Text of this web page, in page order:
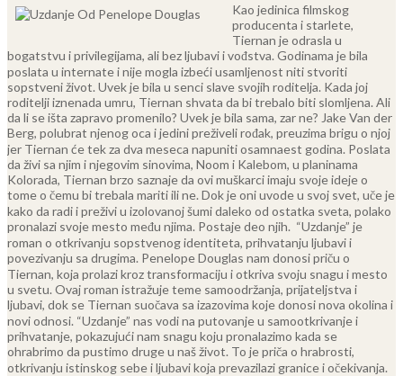
Kao jedinica filmskog
producenta i starlete,
Tiernan je odrasla u
bogatstvu i privilegijama, ali bez ljubavi i vođstva. Godinama je bila
poslata u internate i nije mogla izbeći usamljenost niti stvoriti
sopstveni život. Uvek je bila u senci slave svojih roditelja. Kada joj
roditelji iznenada umru, Tiernan shvata da bi trebalo biti slomljena. Ali
da li se išta zapravo promenilo? Uvek je bila sama, zar ne? Jake Van der
Berg, polubrat njenog oca i jedini preživeli rođak, preuzima brigu o njoj
jer Tiernan će tek za dva meseca napuniti osamnaest godina. Poslata
da živi sa njim i njegovim sinovima, Noom i Kalebom, u planinama
Kolorada, Tiernan brzo saznaje da ovi muškarci imaju svoje ideje o
tome o čemu bi trebala mariti ili ne. Dok je oni uvode u svoj svet, uče je
kako da radi i preživi u izolovanoj šumi daleko od ostatka sveta, polako
pronalazi svoje mesto među njima. Postaje deo njih. “Uzdanje” je
roman o otkrivanju sopstvenog identiteta, prihvatanju ljubavi i
povezivanju sa drugima. Penelope Douglas nam donosi priču o
Tiernan, koja prolazi kroz transformaciju i otkriva svoju snagu i mesto
u svetu. Ovaj roman istražuje teme samoodržanja, prijateljstva i
ljubavi, dok se Tiernan suočava sa izazovima koje donosi nova okolina i
novi odnosi. “Uzdanje” nas vodi na putovanje u samootkrivanje i
prihvatanje, pokazujući nam snagu koju pronalazimo kada se
ohrabrimo da pustimo druge u naš život. To je priča o hrabrosti,
otkrivanju istinskog sebe i ljubavi koja prevazilazi granice i očekivanja.